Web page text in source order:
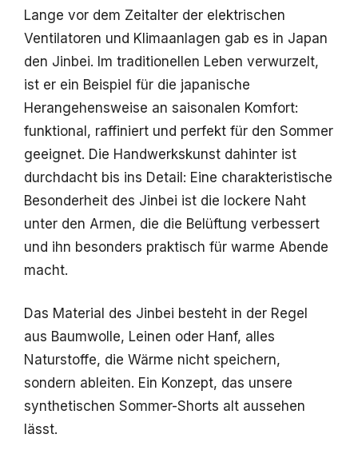
Lange vor dem Zeitalter der elektrischen
Ventilatoren und Klimaanlagen gab es in Japan
den Jinbei. Im traditionellen Leben verwurzelt,
ist er ein Beispiel für die japanische
Herangehensweise an saisonalen Komfort:
funktional, raffiniert und perfekt für den Sommer
geeignet. Die Handwerkskunst dahinter ist
durchdacht bis ins Detail: Eine charakteristische
Besonderheit des Jinbei ist die lockere Naht
unter den Armen, die die Belüftung verbessert
und ihn besonders praktisch für warme Abende
macht.
Das Material des Jinbei besteht in der Regel
aus Baumwolle, Leinen oder Hanf, alles
Naturstoffe, die Wärme nicht speichern,
sondern ableiten. Ein Konzept, das unsere
synthetischen Sommer-Shorts alt aussehen
lässt.